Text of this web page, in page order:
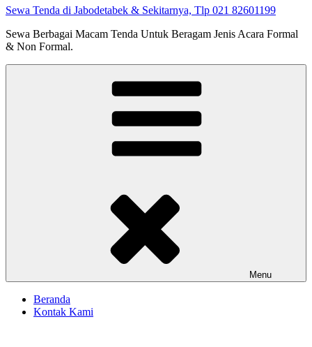
Sewa Tenda di Jabodetabek & Sekitarnya, Tlp 021 82601199
Sewa Berbagai Macam Tenda Untuk Beragam Jenis Acara Formal
& Non Formal.
Menu
Beranda
Kontak Kami